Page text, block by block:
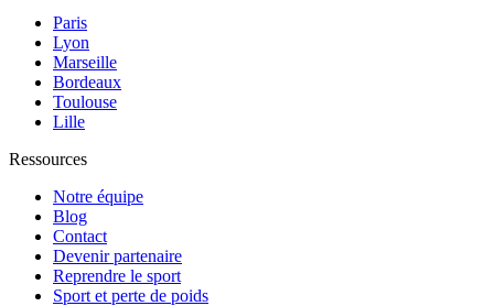
Paris
Lyon
Marseille
Bordeaux
Toulouse
Lille
Ressources
Notre équipe
Blog
Contact
Devenir partenaire
Reprendre le sport
Sport et perte de poids